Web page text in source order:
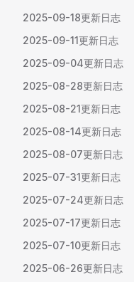
2025-09-18更新日志
2025-09-11更新日志
2025-09-04更新日志
2025-08-28更新日志
2025-08-21更新日志
2025-08-14更新日志
2025-08-07更新日志
2025-07-31更新日志
2025-07-24更新日志
2025-07-17更新日志
2025-07-10更新日志
2025-06-26更新日志